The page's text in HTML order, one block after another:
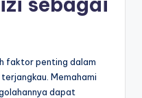
faktor penting dalam
Memahami
dapat